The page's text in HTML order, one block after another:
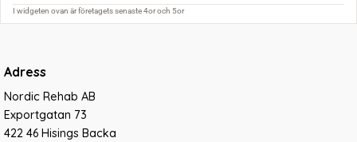
Adress
Nordic Rehab AB
Exportgatan 73
422 46 Hisings Backa